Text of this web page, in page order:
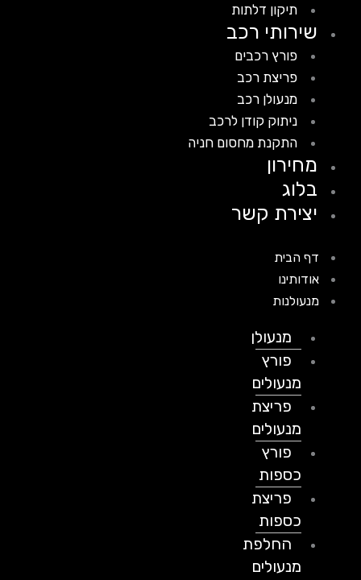
תיקון דלתות
שירותי רכב
פורץ רכבים
פריצת רכב
מנעולן רכב
ניתוק קודן לרכב
התקנת מחסום חניה
מחירון
בלוג
יצירת קשר
דף הבית
אודותינו
מנעולנות
מנעולן
פורץ
מנעולים
פריצת
מנעולים
פורץ
כספות
פריצת
כספות
החלפת
מנעולים